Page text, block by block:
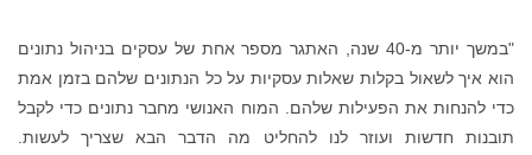
"במשך יותר מ-40 שנה, האתגר מספר אחת של עסקים בניהול נתונים
הוא איך לשאול בקלות שאלות עסקיות על כל הנתונים שלהם בזמן אמת
כדי להנחות את הפעילות שלהם. המוח האנושי מחבר נתונים כדי לקבל
תובנות חדשות ועוזר לנו להחליט מה הדבר הבא שצריך לעשות.